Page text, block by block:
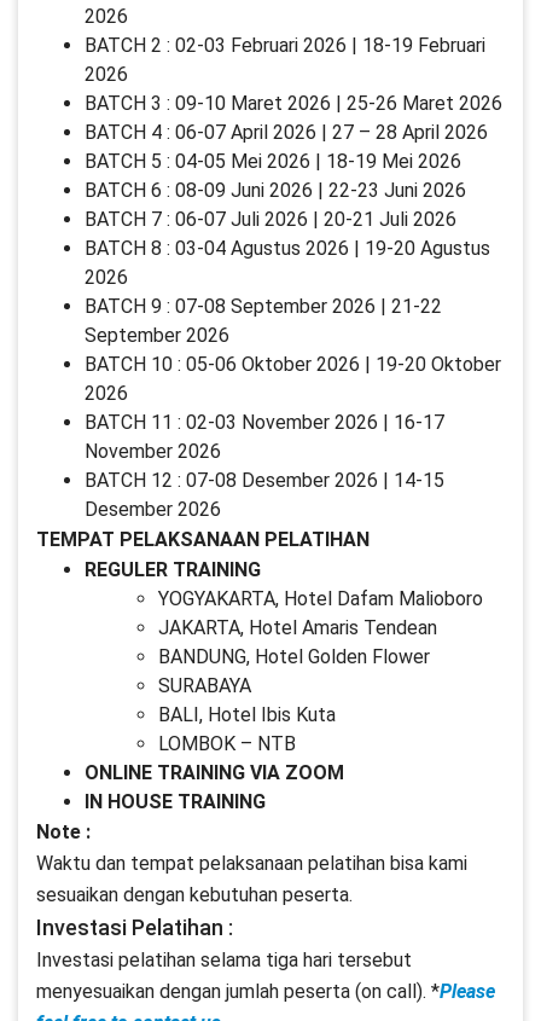
2026
BATCH 2 : 02-03 Februari 2026 | 18-19 Februari
2026
BATCH 3 : 09-10 Maret 2026 | 25-26 Maret 2026
BATCH 4 : 06-07 April 2026 | 27 – 28 April 2026
BATCH 5 : 04-05 Mei 2026 | 18-19 Mei 2026
BATCH 6 : 08-09 Juni 2026 | 22-23 Juni 2026
BATCH 7 : 06-07 Juli 2026 | 20-21 Juli 2026
BATCH 8 : 03-04 Agustus 2026 | 19-20 Agustus
2026
BATCH 9 : 07-08 September 2026 | 21-22
September 2026
BATCH 10 : 05-06 Oktober 2026 | 19-20 Oktober
2026
BATCH 11 : 02-03 November 2026 | 16-17
November 2026
BATCH 12 : 07-08 Desember 2026 | 14-15
Desember 2026
TEMPAT PELAKSANAAN PELATIHAN
REGULER TRAINING
YOGYAKARTA, Hotel Dafam Malioboro
JAKARTA, Hotel Amaris Tendean
BANDUNG, Hotel Golden Flower
SURABAYA
BALI, Hotel Ibis Kuta
LOMBOK – NTB
ONLINE TRAINING VIA ZOOM
IN HOUSE TRAINING
Note :
Waktu dan tempat pelaksanaan pelatihan bisa kami
sesuaikan dengan kebutuhan peserta.
Investasi Pelatihan :
Investasi pelatihan selama tiga hari tersebut
menyesuaikan dengan jumlah peserta (on call). *Please